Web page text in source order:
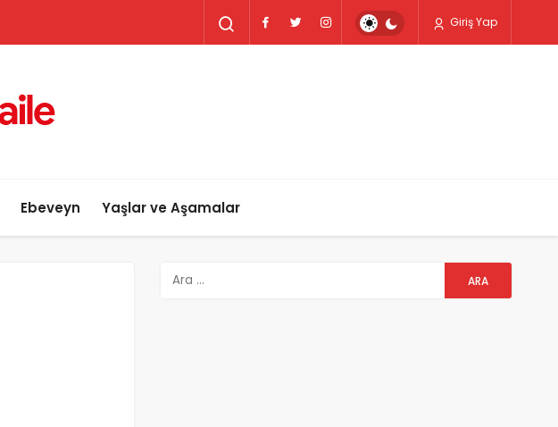
Giriş Yap
Ebeveyn Yaşlar ve Aşamalar